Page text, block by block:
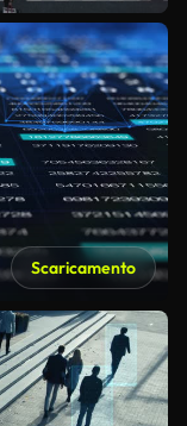
Scaricamento